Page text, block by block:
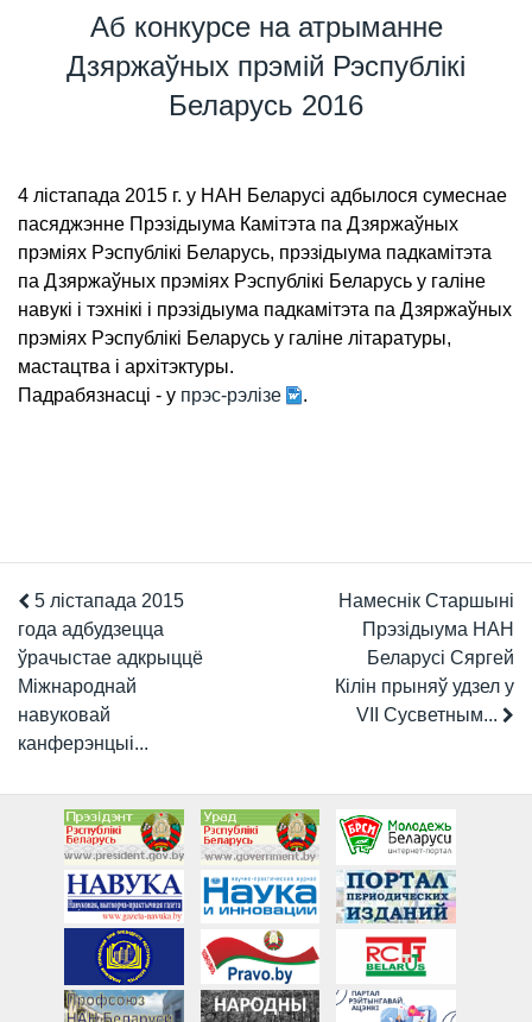
Аб конкурсе на атрыманне
Дзяржаўных прэмій Рэспублікі
Беларусь 2016
4 лістапада 2015 г. у НАН Беларусі адбылося сумеснае
пасяджэнне Прэзідыума Камітэта па Дзяржаўных
прэміях Рэспублікі Беларусь, прэзідыума падкамітэта
па Дзяржаўных прэміях Рэспублікі Беларусь у галіне
навукі і тэхнікі і прэзідыума падкамітэта па Дзяржаўных
прэміях Рэспублікі Беларусь у галіне літаратуры,
мастацтва і архітэктуры.
Падрабязнасці - у прэс-рэлізе .
5 лістапада 2015
года адбудзецца
ўрачыстае адкрыццё
Міжнароднай
навуковай
канферэнцыі...
Намеснік Старшыні
Прэзідыума НАН
Беларусі Сяргей
Кілін прыняў удзел у
VII Сусветным...